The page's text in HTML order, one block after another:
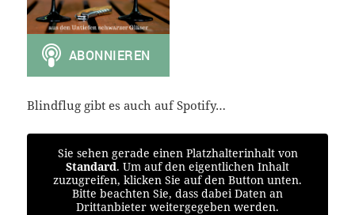
Blindflug gibt es auch auf Spotify…
Sie sehen gerade einen Platzhalterinhalt von
Standard. Um auf den eigentlichen Inhalt
zuzugreifen, klicken Sie auf den Button unten.
Bitte beachten Sie, dass dabei Daten an
Drittanbieter weitergegeben werden.